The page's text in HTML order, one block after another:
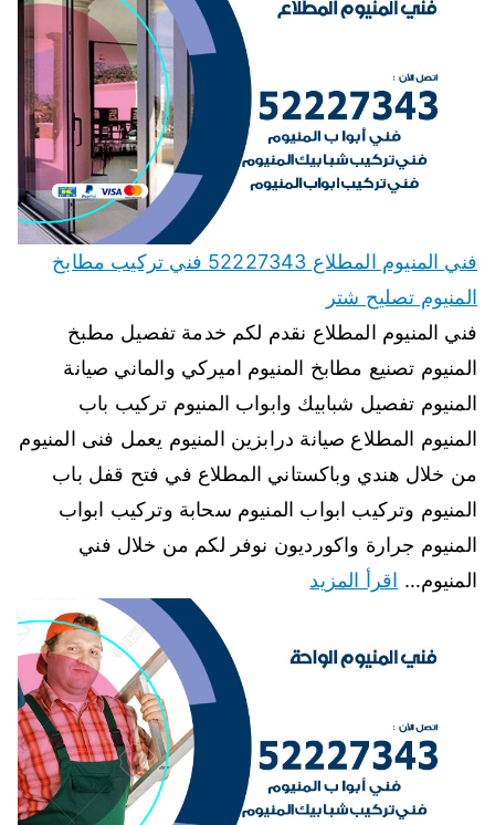
فني المنيوم المطلاع 52227343 فني تركيب مطابخ
المنيوم تصليح شتر
فني المنيوم المطلاع نقدم لكم خدمة تفصيل مطبخ
المنيوم تصنيع مطابخ المنيوم اميركي والماني صيانة
المنيوم تفصيل شبابيك وابواب المنيوم تركيب باب
المنيوم المطلاع صيانة درابزين المنيوم يعمل فنى المنيوم
من خلال هندي وباكستاني المطلاع في فتح قفل باب
المنيوم وتركيب ابواب المنيوم سحابة وتركيب ابواب
المنيوم جرارة واكورديون نوفر لكم من خلال فني
المنيوم… اقرأ المزيد